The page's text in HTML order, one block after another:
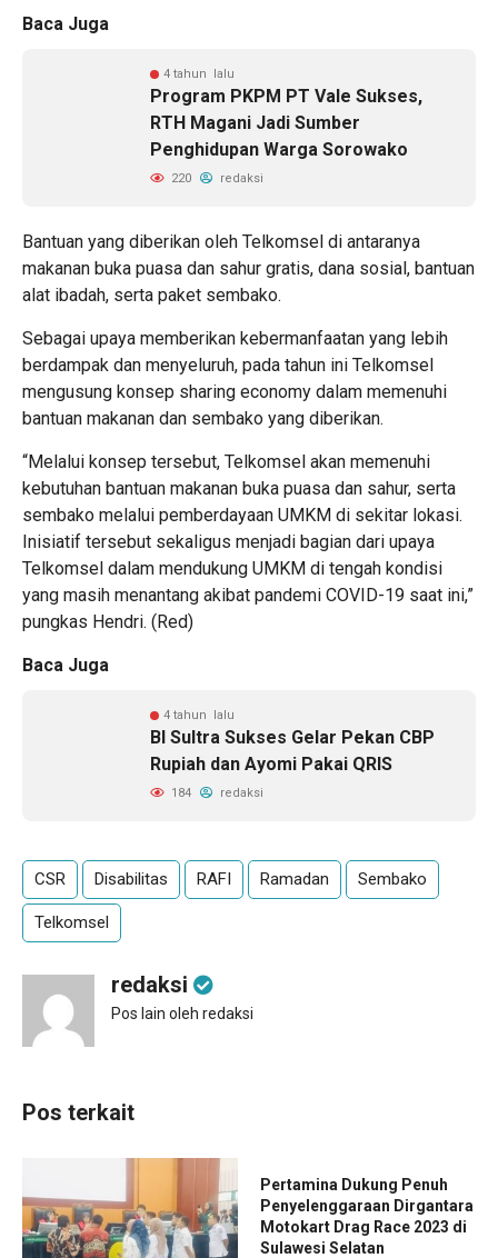
Baca Juga
4 tahun lalu
Program PKPM PT Vale Sukses,
RTH Magani Jadi Sumber
Penghidupan Warga Sorowako
220 redaksi
Bantuan yang diberikan oleh Telkomsel di antaranya
makanan buka puasa dan sahur gratis, dana sosial, bantuan
alat ibadah, serta paket sembako.
Sebagai upaya memberikan kebermanfaatan yang lebih
berdampak dan menyeluruh, pada tahun ini Telkomsel
mengusung konsep sharing economy dalam memenuhi
bantuan makanan dan sembako yang diberikan.
“Melalui konsep tersebut, Telkomsel akan memenuhi
kebutuhan bantuan makanan buka puasa dan sahur, serta
sembako melalui pemberdayaan UMKM di sekitar lokasi.
Inisiatif tersebut sekaligus menjadi bagian dari upaya
Telkomsel dalam mendukung UMKM di tengah kondisi
yang masih menantang akibat pandemi COVID-19 saat ini,”
pungkas Hendri. (Red)
Baca Juga
4 tahun lalu
BI Sultra Sukses Gelar Pekan CBP
Rupiah dan Ayomi Pakai QRIS
184 redaksi
CSR Disabilitas RAFI Ramadan Sembako
Telkomsel
redaksi
Pos lain oleh redaksi
Pos terkait
Pertamina Dukung Penuh
Penyelenggaraan Dirgantara
Motokart Drag Race 2023 di
Sulawesi Selatan